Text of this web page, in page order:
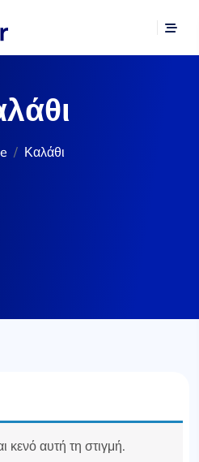
Καλάθι
κενό αυτή τη στιγμή.